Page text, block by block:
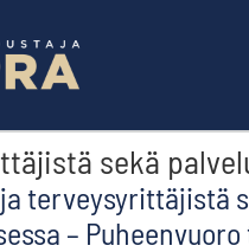
sekä
terveysyrittäjistä
–